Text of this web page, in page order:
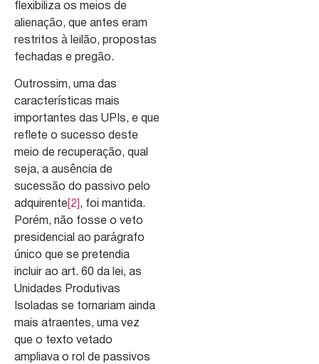
flexibiliza os meios de
alienação, que antes eram
restritos à leilão, propostas
fechadas e pregão.
Outrossim, uma das
características mais
importantes das UPIs, e que
reflete o sucesso deste
meio de recuperação, qual
seja, a ausência de
sucessão do passivo pelo
adquirente [2] , foi mantida.
Porém, não fosse o veto
presidencial ao parágrafo
único que se pretendia
incluir ao art. 60 da lei, as
Unidades Produtivas
Isoladas se tornariam ainda
mais atraentes, uma vez
que o texto vetado
ampliava o rol de passivos